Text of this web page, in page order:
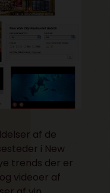
af de
i New
trends der er
videoer af